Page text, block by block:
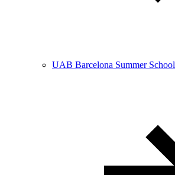
UAB Barcelona Summer School